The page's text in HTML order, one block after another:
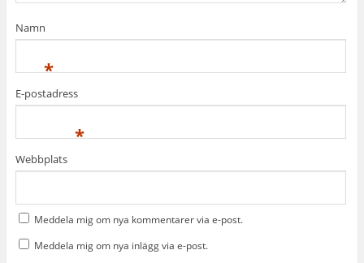
Namn
*
E-postadress
*
Webbplats
Meddela mig om nya kommentarer via e-post.
Meddela mig om nya inlägg via e-post.